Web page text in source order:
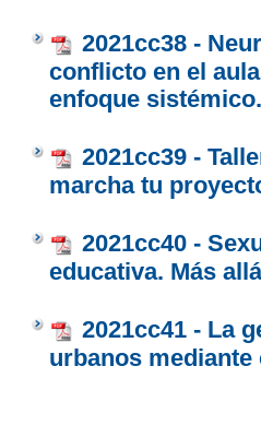
2021cc38 -
conflicto en el
enfoque
2021cc39 -
marcha tu
2021cc40 -
educativa. Más
2021cc41 - La
urbanos